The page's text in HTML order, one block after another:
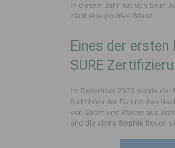
In diesem Jahr hat sich beim
zieht eine positive Bilanz.
Eines der
SURE
Im Dezember 2023 wurde der
Richtlinien der EU und den
von Strom und Wärme aus
und die kleine Sophie freuen